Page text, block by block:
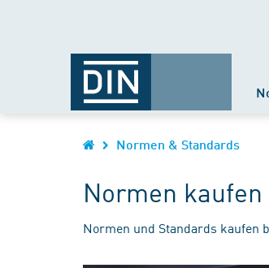
Normen & Standards
Normen kaufen
Normen und Standards kaufen